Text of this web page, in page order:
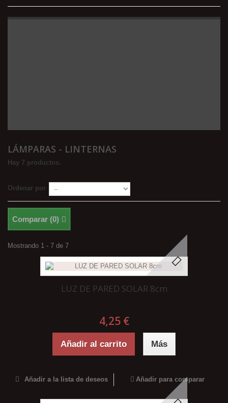
LÁMPARAS - LINTERNAS
Hay 7 productos.
Ordenar por
Comparar (0)
Mostrando 1 - 7 de 7
LUZ DE PARED SOLAR 8cm
4,25 €
Añadir al carrito Más
Añadir a la lista de deseos Añadir para comparar